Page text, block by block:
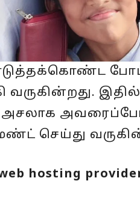
எடுத்தக்கொண்ட
அசலாக
செய்து
hosting